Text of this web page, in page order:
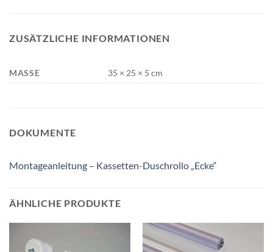
ZUSÄTZLICHE INFORMATIONEN
MASSE 35 × 25 × 5 cm
DOKUMENTE
Montageanleitung – Kassetten-Duschrollo „Ecke“
ÄHNLICHE PRODUKTE